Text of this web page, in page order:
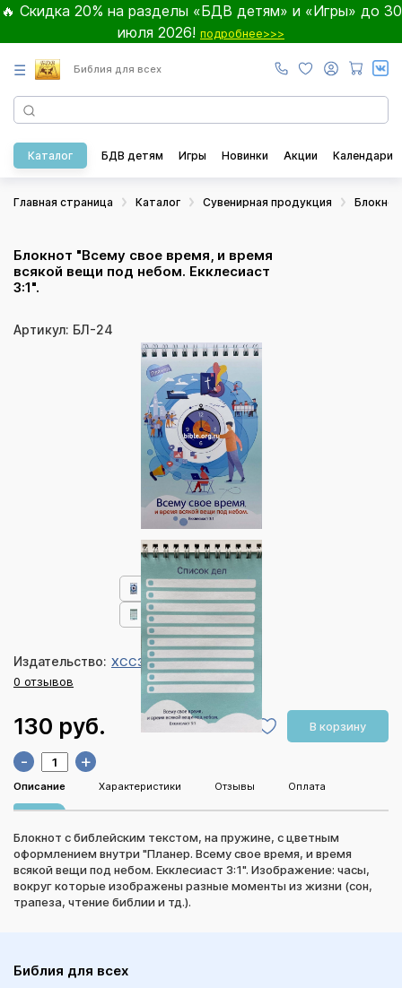
🔥 Скидка 20% на разделы «БДВ детям» и «Игры» до 30
июля 2026! подробнее>>>
☰ Библия для всех
Каталог БДВ детям Игры Новинки Акции Календари
Главная страница Каталог Сувенирная продукция
Блокнот "Всему свое время, и время
всякой вещи под небом. Екклесиаст
3:1".
Артикул: БЛ-24
Издательство: ХССЗ Заокский
0 отзывов
130 руб. В корзину
- +
Описание Характеристики Отзывы Оплата
Блокнот с библейским текстом, на пружине, с цветным
оформлением внутри "Планер. Всему свое время, и время
всякой вещи под небом. Екклесиаст 3:1". Изображение: часы,
вокруг которые изображены разные моменты из жизни (сон,
трапеза, чтение библии и тд.).
Библия для всех